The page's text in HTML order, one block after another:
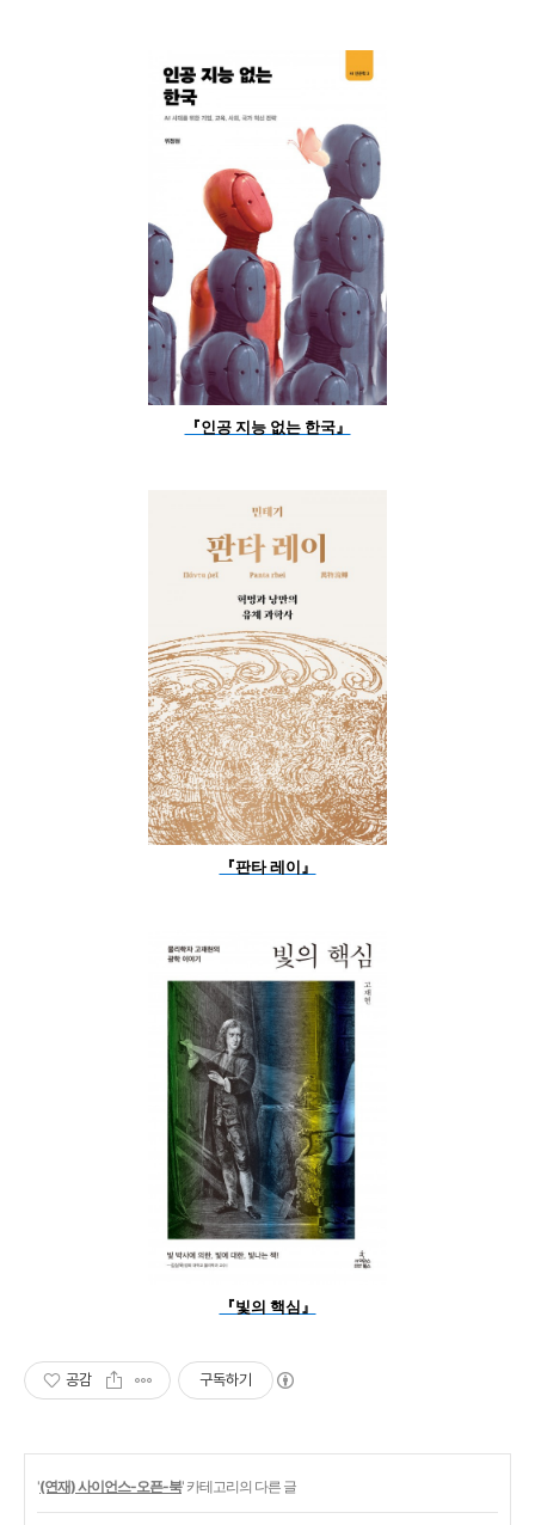
『인공 지능 없는 한국』
『판타 레이』
『빛의 핵심』
공감 구독하기
'(연재) 사이언스-오픈-북' 카테고리의 다른 글